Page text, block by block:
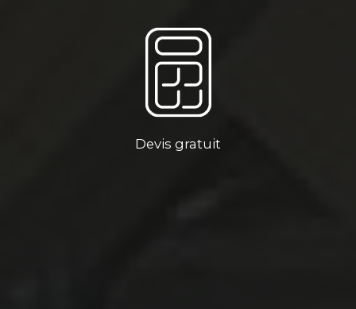
Devis gratuit